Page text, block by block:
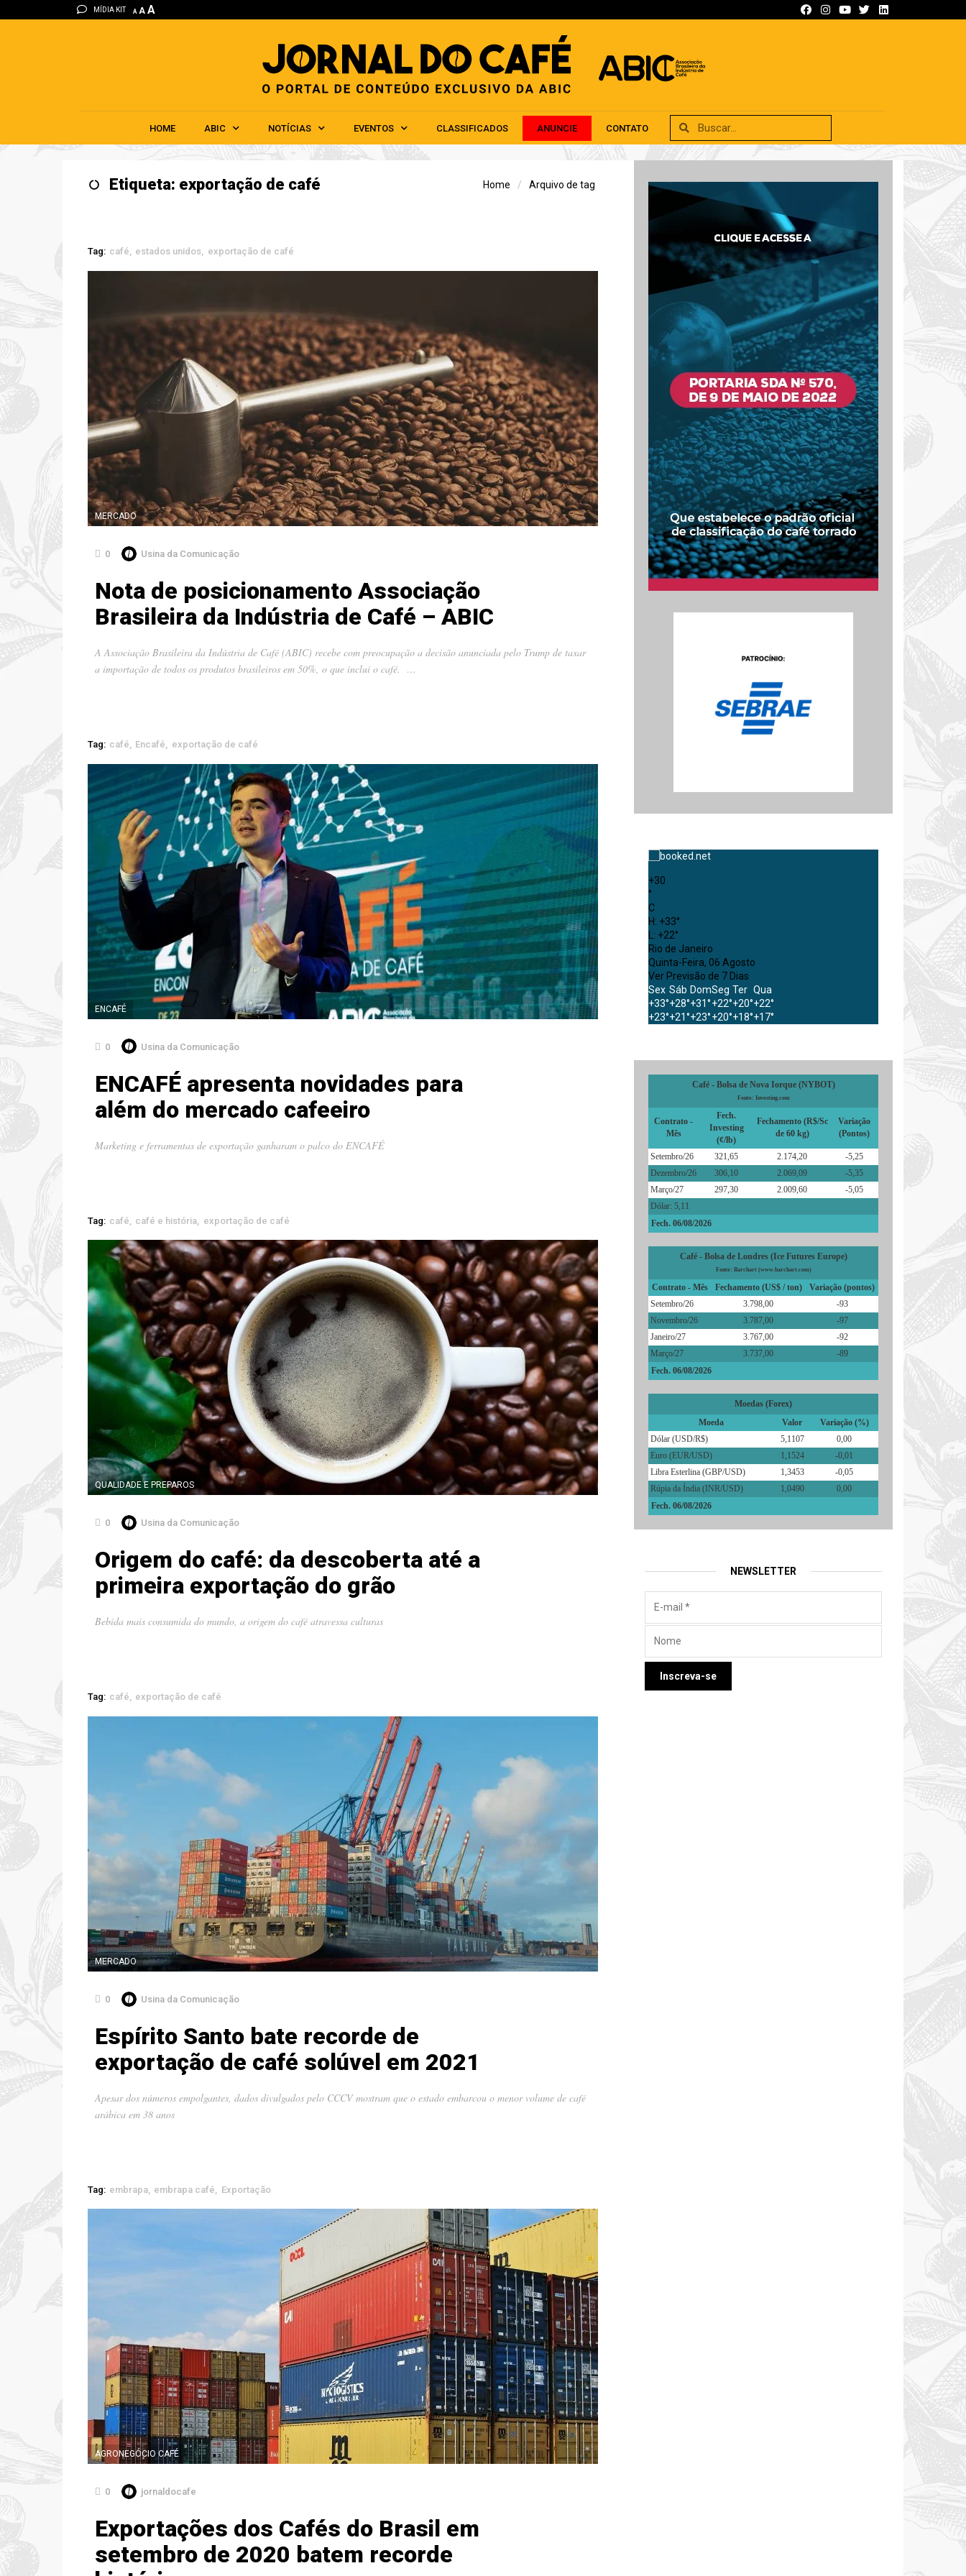
MÍDIA KIT A A A
HOME ABIC NOTÍCIAS EVENTOS CLASSIFICADOS ANUNCIE CONTATO
HOME ABIC NOTÍCIAS EVENTOS
+30
°
C
H: +33°
L: +22°
Rio de Janeiro
Quinta-Feira, 06 Agosto
Ver Previsão de 7 Dias
Sex Sáb DomSeg Ter Qua
+33°+28°+31°+22°+20°+22°
+23°+21°+23°+20°+18°+17°
Café - Bolsa de Nova Iorque (NYBOT)
Fonte: Investing.com
Contrato -
Mês
Fech.
Investing
(¢/lb)
Fechamento (R$/Sc
de 60 kg)
Variação
(Pontos)
Setembro/26 321,65 2.174,20
-5,25
Dezembro/26
306,10 2.069,09
-5,35
Março/27
297,30 2.009,60
-5,05
Dólar: 5,11
Fech. 06/08/2026
Café - Bolsa de Londres (Ice Futures Europe)
Fonte: Barchart (www.barchart.com)
Contrato - Mês Fechamento (US$ / ton)
Variação (pontos)
Setembro/26
3.798,00
-93
Novembro/26
3.787,00
-97
Janeiro/27
3.767,00
-92
Março/27
3.737,00
-89
Fech. 06/08/2026
Moedas (Forex)
Moeda
Valor
Variação (%)
Dólar (USD/R$)
5,1107
0,00
Euro (EUR/USD)
1,1524
-0,01
Libra Esterlina (GBP/USD)
1,3453
-0,05
Rúpia da Índia (INR/USD)
1,0490
0,00
Fech. 06/08/2026
NEWSLETTER
Home Arquivo de tag
Etiqueta: exportação de café
Tag: café estados unidos exportação de café
MERCADO
0 Usina da Comunicação
Nota de posicionamento Associação
Brasileira da Indústria de Café – ABIC
A Associação Brasileira da Indústria de Café (ABIC) recebe com preocupação a decisão anunciada pelo Trump de taxar
a importação de todos os produtos brasileiros em 50%, o que inclui o café. …
Tag: café Encafé exportação de café
ENCAFÉ
0 Usina da Comunicação
ENCAFÉ apresenta novidades para
além do mercado cafeeiro
Marketing e ferramentas de exportação ganharam o palco do ENCAFÉ
Tag: café café e história exportação de café
QUALIDADE E PREPAROS
0 Usina da Comunicação
Origem do café: da descoberta até a
primeira exportação do grão
Bebida mais consumida do mundo, a origem do café atravessa culturas
Tag: café exportação de café
MERCADO
0 Usina da Comunicação
Espírito Santo bate recorde de
exportação de café solúvel em 2021
Apesar dos números empolgantes, dados divulgados pelo CCCV mostram que o estado embarcou o menor volume de café
arábica em 38 anos
Tag: embrapa embrapa café Exportação
AGRONEGÓCIO CAFÉ
0 jornaldocafe
Exportações dos Cafés do Brasil em
setembro de 2020 batem recorde